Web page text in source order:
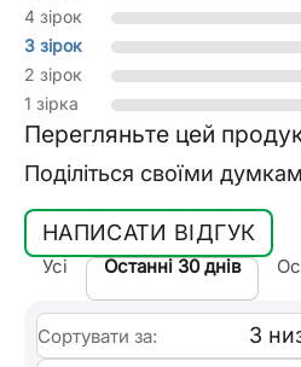
4 зірок
3 зірок
2 зірок
1 зірка
Перегляньте цей
Поділіться своїми
НАПИСАТИ ВІДГУК
Усі Останні 30 днів
Сортувати за: З